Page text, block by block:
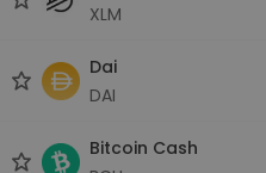
XLM
Dai
DAI
Bitcoin Cash